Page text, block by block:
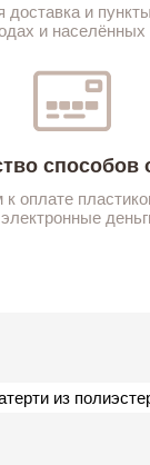
доставка и
и населённых
способов
оплате
из